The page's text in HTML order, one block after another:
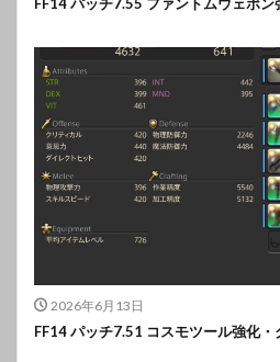
2026年6月13日
FF14 パッチ7.51 コスモツール強化・